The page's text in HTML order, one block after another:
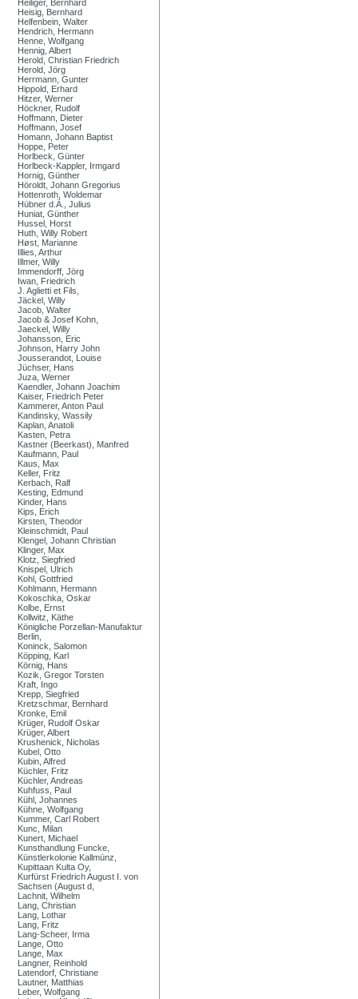
Heiliger, Bernhard
Heisig, Bernhard
Helfenbein, Walter
Hendrich, Hermann
Henne, Wolfgang
Hennig, Albert
Herold, Christian Friedrich
Herold, Jörg
Herrmann, Gunter
Hippold, Erhard
Hitzer, Werner
Höckner, Rudolf
Hoffmann, Dieter
Hoffmann, Josef
Homann, Johann Baptist
Hoppe, Peter
Horlbeck, Günter
Horlbeck-Kappler, Irmgard
Hornig, Günther
Höroldt, Johann Gregorius
Hottenroth, Woldemar
Hübner d.Ä., Julius
Huniat, Günther
Hussel, Horst
Huth, Willy Robert
Høst, Marianne
Illies, Arthur
Illmer, Willy
Immendorff, Jörg
Iwan, Friedrich
J. Aglietti et Fils,
Jäckel, Willy
Jacob, Walter
Jacob & Josef Kohn,
Jaeckel, Willy
Johansson, Eric
Johnson, Harry John
Jousserandot, Louise
Jüchser, Hans
Juza, Werner
Kaendler, Johann Joachim
Kaiser, Friedrich Peter
Kammerer, Anton Paul
Kandinsky, Wassily
Kaplan, Anatoli
Kasten, Petra
Kastner (Beerkast), Manfred
Kaufmann, Paul
Kaus, Max
Keller, Fritz
Kerbach, Ralf
Kesting, Edmund
Kinder, Hans
Kips, Erich
Kirsten, Theodor
Kleinschmidt, Paul
Klengel, Johann Christian
Klinger, Max
Klotz, Siegfried
Knispel, Ulrich
Kohl, Gottfried
Kohlmann, Hermann
Kokoschka, Oskar
Kolbe, Ernst
Kollwitz, Käthe
Königliche Porzellan-Manufaktur
Berlin,
Koninck, Salomon
Köpping, Karl
Körnig, Hans
Kozik, Gregor Torsten
Kraft, Ingo
Krepp, Siegfried
Kretzschmar, Bernhard
Kronke, Emil
Krüger, Rudolf Oskar
Krüger, Albert
Krushenick, Nicholas
Kubel, Otto
Kubin, Alfred
Küchler, Fritz
Küchler, Andreas
Kuhfuss, Paul
Kühl, Johannes
Kühne, Wolfgang
Kummer, Carl Robert
Kunc, Milan
Kunert, Michael
Kunsthandlung Funcke,
Künstlerkolonie Kallmünz,
Kupittaan Kulta Oy,
Kurfürst Friedrich August I. von
Sachsen (August d,
Lachnit, Wilhelm
Lang, Christian
Lang, Lothar
Lang, Fritz
Lang-Scheer, Irma
Lange, Otto
Lange, Max
Langner, Reinhold
Latendorf, Christiane
Lautner, Matthias
Leber, Wolfgang